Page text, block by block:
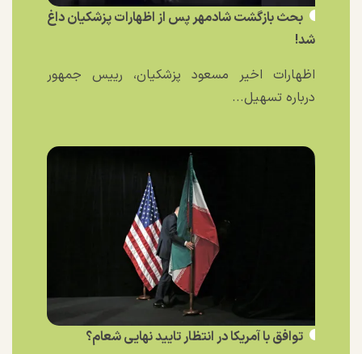
بحث بازگشت شادمهر پس از اظهارات پزشکیان داغ
شد!
اظهارات اخیر مسعود پزشکیان، رییس جمهور
درباره تسهیل...
توافق با آمریکا در انتظار تایید نهایی شعام؟